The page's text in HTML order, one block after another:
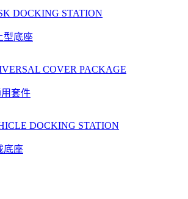
DOCKING STATION
型底座
COVER PACKAGE
用套件
DOCKING STATION
底座